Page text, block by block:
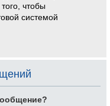
чтобы
системой